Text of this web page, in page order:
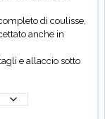
di coulisse,
anche in
e allaccio sotto